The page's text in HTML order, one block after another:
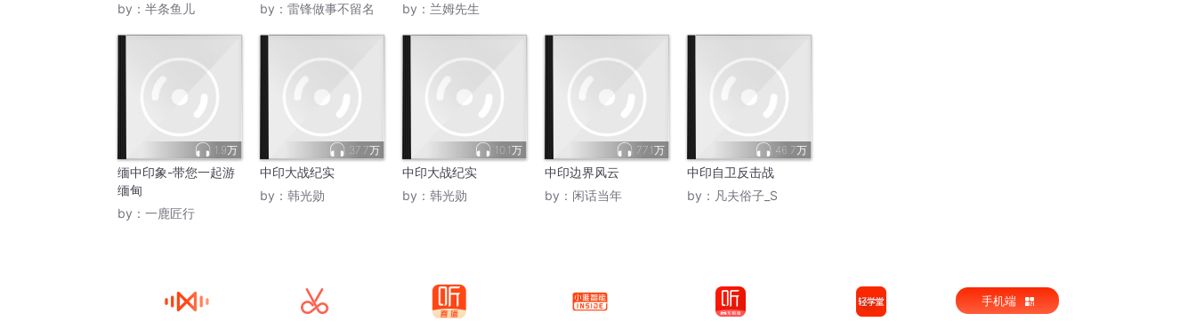
by： 半条鱼儿
by： 雷锋做事不留名
by： 兰姆先生
1.9万
缅中印象-带您一起游
缅甸
by： 一鹿匠行
37.7万
中印大战纪实
by： 韩光勋
10.1万
中印大战纪实
by： 韩光勋
77.1万
中印边界风云
by： 闲话当年
46.7万
中印自卫反击战
by： 凡夫俗子_S
手机端